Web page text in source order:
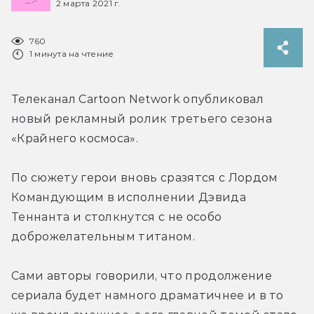
2 марта 2021 г.
760
1 минута на чтение
Телеканал Cartoon Network опубликовал
новый рекламный ролик третьего сезона
«Крайнего космоса».
По сюжету герои вновь сразятся с Лордом
Командующим в исполнении Дэвида
Теннанта и столкнутся с не особо
доброжелательным титаном.
Сами авторы говорили, что продолжение
сериала будет намного драматичнее и в то